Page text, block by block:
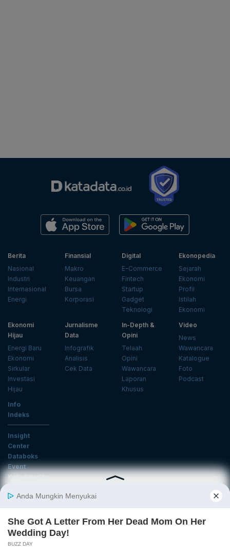
Berita
Nasional
Industri
Internasional
Energi
Finansial
Makro
Keuangan
Bursa
Korporasi
Digital
E-Commerce
Fintech
Startup
Gadget
Teknologi
Ekonopedia
Sejarah
Ekonomi
Profil
Istilah
Ekonomi
Ekonomi
Hijau
Energi Baru
Ekonomi
Sirkular
Investasi
Hijau
Jurnalisme
Data
Infografik
Analisis
Cek Data
In-Depth &
Opini
Telaah
Opini
Wawancara
Laporan
Khusus
Video
News
Wawancara
Katalogue
Foto
Podcast
Info
Indeks
Insight
Center
Databoks
Event
KatadataOto
Email
Daftar